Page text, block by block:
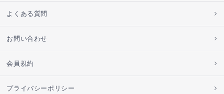
よくある質問
お問い合わせ
会員規約
プライバシーポリシー